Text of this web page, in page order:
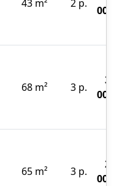
43 m² 2 p.
68 m² 3 p.
65 m² 3 p.